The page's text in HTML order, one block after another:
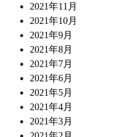
2021年11月
2021年10月
2021年9月
2021年8月
2021年7月
2021年6月
2021年5月
2021年4月
2021年3月